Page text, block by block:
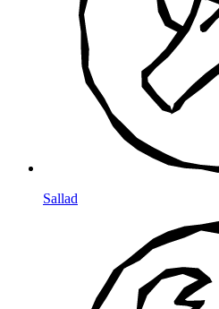
Sallad